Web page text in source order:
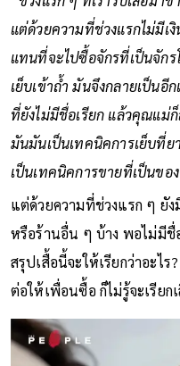
แต่ด้วยความที่ช่วงแรกไม่มีเ
แทนที่จะไปซื้อจักรที่เป็นจักร
เย็บเข้าถ้ำ มันจึงกลายเป็นอี
ที่ยังไม่มีชื่อเรียก แล้วคุณแม่
มันมันเป็นเทคนิคการเย็บที่
เป็นเทคนิคการขายที่เป็นขอ
แต่ด้วยความที่ช่วงแรก ๆ ยั
หรือร้านอื่น ๆ บ้าง พอไม่มีชื่
สรุปเสื้อนี้จะให้เรียกว่าอะไ
ต่อให้เพื่อนซื้อ ก็ไม่รู้จะเรีย